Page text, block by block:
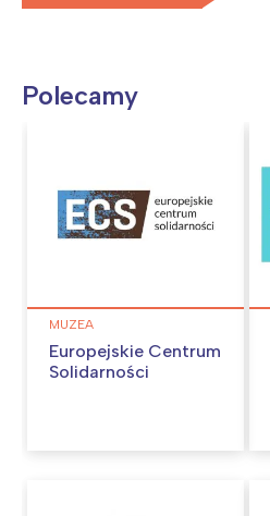
Polecamy
MUZEA
Europejskie Centrum
Solidarności